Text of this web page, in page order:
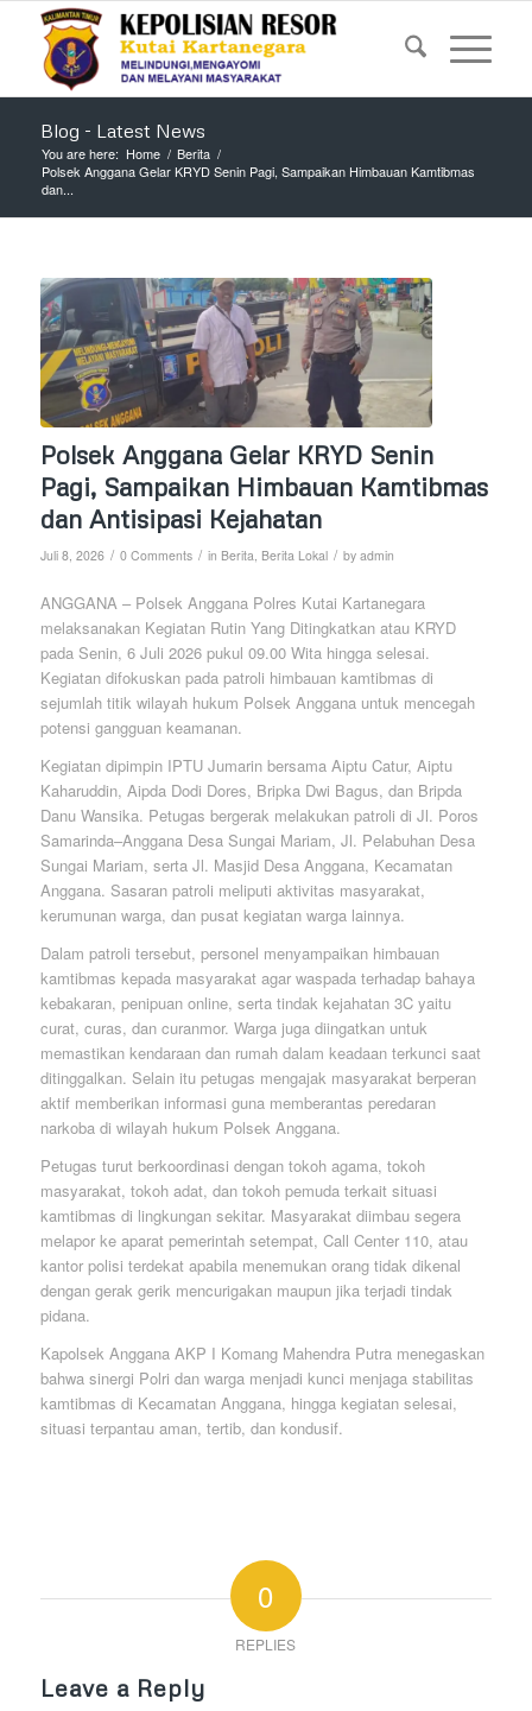
Blog - Latest News
You are here: Home / Berita /
Polsek Anggana Gelar KRYD Senin Pagi, Sampaikan Himbauan Kamtibmas
dan...
Polsek Anggana Gelar KRYD Senin
Pagi, Sampaikan Himbauan Kamtibmas
dan Antisipasi Kejahatan
Juli 8, 2026 / 0 Comments / in Berita Berita Lokal / by admin
ANGGANA – Polsek Anggana Polres Kutai Kartanegara
melaksanakan Kegiatan Rutin Yang Ditingkatkan atau KRYD
pada Senin, 6 Juli 2026 pukul 09.00 Wita hingga selesai.
Kegiatan difokuskan pada patroli himbauan kamtibmas di
sejumlah titik wilayah hukum Polsek Anggana untuk mencegah
potensi gangguan keamanan.
Kegiatan dipimpin IPTU Jumarin bersama Aiptu Catur, Aiptu
Kaharuddin, Aipda Dodi Dores, Bripka Dwi Bagus, dan Bripda
Danu Wansika. Petugas bergerak melakukan patroli di Jl. Poros
Samarinda–Anggana Desa Sungai Mariam, Jl. Pelabuhan Desa
Sungai Mariam, serta Jl. Masjid Desa Anggana, Kecamatan
Anggana. Sasaran patroli meliputi aktivitas masyarakat,
kerumunan warga, dan pusat kegiatan warga lainnya.
Dalam patroli tersebut, personel menyampaikan himbauan
kamtibmas kepada masyarakat agar waspada terhadap bahaya
kebakaran, penipuan online, serta tindak kejahatan 3C yaitu
curat, curas, dan curanmor. Warga juga diingatkan untuk
memastikan kendaraan dan rumah dalam keadaan terkunci saat
ditinggalkan. Selain itu petugas mengajak masyarakat berperan
aktif memberikan informasi guna memberantas peredaran
narkoba di wilayah hukum Polsek Anggana.
Petugas turut berkoordinasi dengan tokoh agama, tokoh
masyarakat, tokoh adat, dan tokoh pemuda terkait situasi
kamtibmas di lingkungan sekitar. Masyarakat diimbau segera
melapor ke aparat pemerintah setempat, Call Center 110, atau
kantor polisi terdekat apabila menemukan orang tidak dikenal
dengan gerak gerik mencurigakan maupun jika terjadi tindak
pidana.
Kapolsek Anggana AKP I Komang Mahendra Putra menegaskan
bahwa sinergi Polri dan warga menjadi kunci menjaga stabilitas
kamtibmas di Kecamatan Anggana, hingga kegiatan selesai,
situasi terpantau aman, tertib, dan kondusif.
0
REPLIES
Leave a Reply